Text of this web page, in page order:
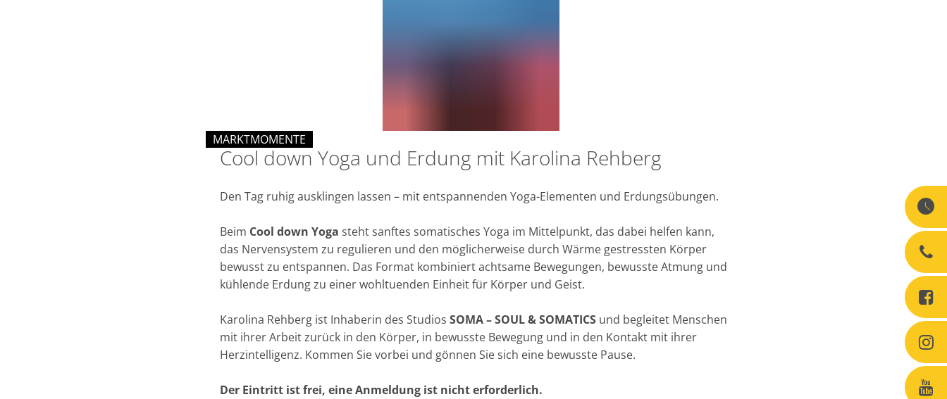
MARKTMOMENTE
KATEGORIE: MARKTMOMENTE
Cool down Yoga und Erdung mit Karolina Rehberg
Den Tag ruhig ausklingen lassen – mit entspannenden Yoga-Elementen und Erdungsübungen.
Beim Cool down Yoga steht sanftes somatisches Yoga im Mittelpunkt, das dabei helfen kann,
das Nervensystem zu regulieren und den möglicherweise durch Wärme gestressten Körper
bewusst zu entspannen. Das Format kombiniert achtsame Bewegungen, bewusste Atmung und
kühlende Erdung zu einer wohltuenden Einheit für Körper und Geist.
Karolina Rehberg ist Inhaberin des Studios SOMA – SOUL & SOMATICS und begleitet Menschen
mit ihrer Arbeit zurück in den Körper, in bewusste Bewegung und in den Kontakt mit ihrer
Herzintelligenz. Kommen Sie vorbei und gönnen Sie sich eine bewusste Pause.
Der Eintritt ist frei, eine Anmeldung ist nicht erforderlich.